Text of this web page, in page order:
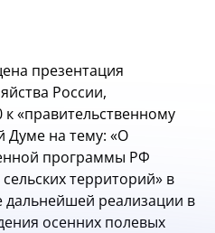
презентация
России,
«правительственному
Думе на тему: «О
программы РФ
территорий» в
дальнейшей реализации в
осенних полевых